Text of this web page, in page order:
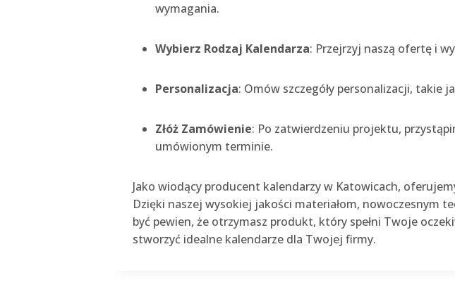
wymagania.
Wybierz Rodzaj Kalendarza: Przejrzyj naszą ofertę i
Personalizacja: Omów szczegóły personalizacji, takie
Złóż Zamówienie: Po zatwierdzeniu projektu,
umówionym terminie.
Jako wiodący producent kalendarzy w Katowicach,
Dzięki naszej wysokiej jakości materiałom, nowoczesnym
być pewien, że otrzymasz produkt, który spełni Twoje
stworzyć idealne kalendarze dla Twojej firmy.